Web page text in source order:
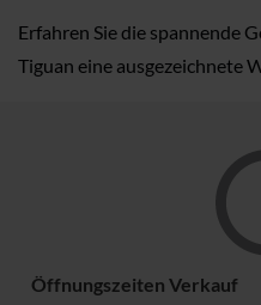
Erfahren Sie die spannende
Tiguan eine ausgezeichnete
Öffnungszeiten Verkauf